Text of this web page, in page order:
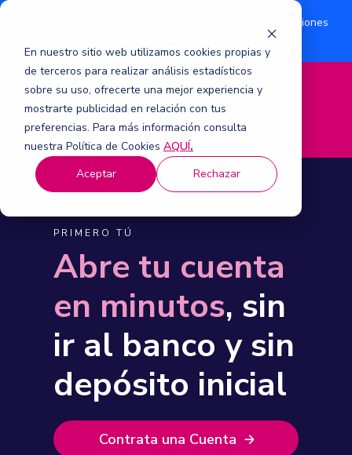
En nuestro sitio web utilizamos cookies propias y
de terceros para realizar análisis estadísticos
sobre su uso, ofrecerte una mejor experiencia y
mostrarte publicidad en relación con tus
preferencias. Para más información consulta
nuestra Política de Cookies AQUÍ.
Aceptar
Rechazar
¿Eres accionista? Conoce acerca de la suscripción de acciones
M
e
n
PRIMERO TÚ
Abre tu cuenta
en minutos, sin
ir al banco y sin
depósito inicial
Contrata una Cuenta